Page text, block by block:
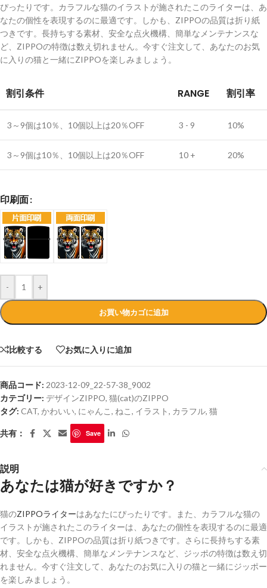
ぴったりです。カラフルな猫のイラストが施されたこのライターは、あ
なたの個性を表現するのに最適です。しかも、ZIPPOの品質は折り紙
つきです。長持ちする素材、安全な点火機構、簡単なメンテナンスな
ど、ZIPPOの特徴は数え切れません。今すぐ注文して、あなたのお気
に入りの猫と一緒にZIPPOを楽しみましょう。
割引条件 RANGE 割引率
3～9個は10％、10個以上は20％OFF 3 - 9 10%
3～9個は10％、10個以上は20％OFF 10 + 20%
印刷面
- +
お買い物カゴに追加
比較する お気に入りに追加
商品コード: 2023-12-09_22-57-38_9002
カテゴリー: デザインZIPPO, 猫(cat)のZIPPO
タグ: CAT, かわいい, にゃんこ , ねこ , イラスト, カラフル, 猫
共有： Save
説明
あなたは猫が好きですか？
猫のZIPPOライターはあなたにぴったりです。また、カラフルな猫の
イラストが施されたこのライターは、あなたの個性を表現するのに最適
です。しかも、ZIPPOの品質は折り紙つきです。さらに長持ちする素
材、安全な点火機構、簡単なメンテナンスなど、ジッポの特徴は数え切
れません。今すぐ注文して、あなたのお気に入りの猫と一緒にジッポー
を楽しみましょう。